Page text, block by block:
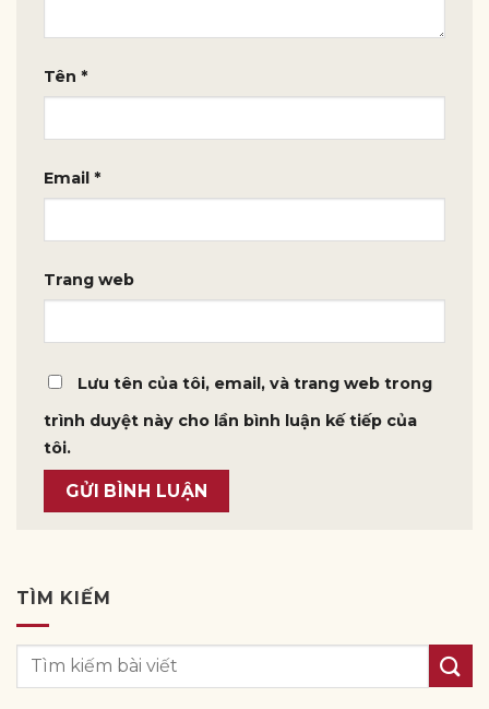
Tên *
Email *
Trang web
Lưu tên của tôi, email, và trang web trong
trình duyệt này cho lần bình luận kế tiếp của
tôi.
TÌM KIẾM